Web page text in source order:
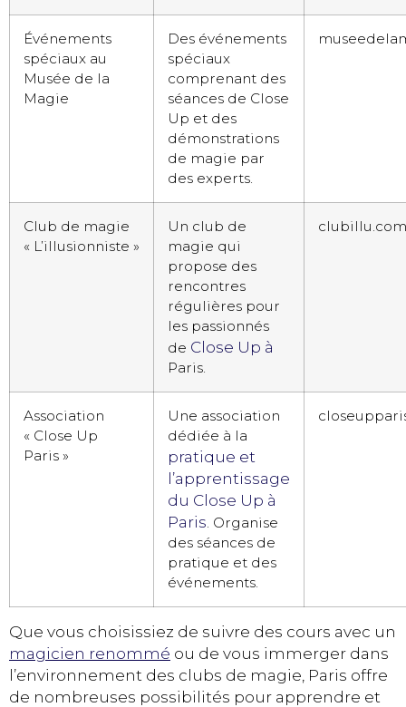
Événements
spéciaux au
Musée de la
Magie
Des événements
spéciaux
comprenant des
séances de Close
Up et des
démonstrations
de magie par
des experts.
Club de magie
« L’illusionniste »
Un club de
magie qui
propose des
rencontres
régulières pour
les passionnés
de Close Up à
Paris.
clubillu.com
Association
« Close Up
Paris »
Une association
dédiée à la
pratique et
l’apprentissage
du Close Up à
Paris. Organise
des séances de
pratique et des
événements.
Que vous choisissiez de suivre des cours avec un
magicien renommé ou de vous immerger dans
l’environnement des clubs de magie, Paris offre
de nombreuses possibilités pour apprendre et